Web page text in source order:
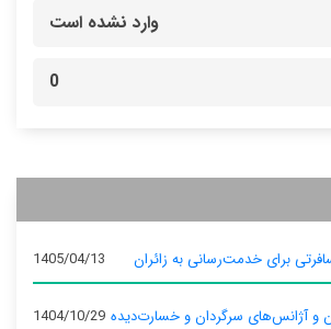
وارد نشده است
0
برای خدمت‌رسانی به زائران 1405/04/13
و آژانس‌های سرگردان و خسارت‌دیده 1404/10/29